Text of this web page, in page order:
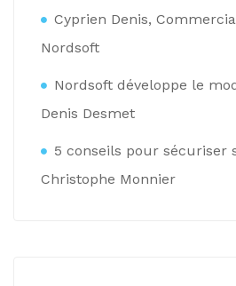
Cyprien Denis,
Nordsoft
Nordsoft développe le
Denis Desmet
5 conseils pour sécuriser
Christophe Monnier